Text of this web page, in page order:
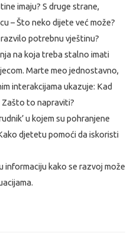
imaju? S druge strane,
– Što neko dijete već može?
potrebnu vještinu?
na koja treba stalno imati
Marte meo jednostavno,
interakcijama ukazuje: Kad
to napraviti?
u kojem su pohranjene
djetetu pomoći da iskoristi
informaciju kako se razvoj može